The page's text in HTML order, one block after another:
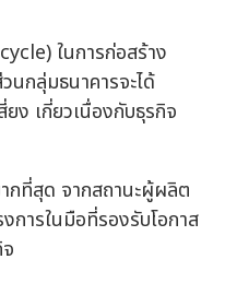
ในการก่อสร้าง
นกลุ่มธนาคารจะได้
ง เกี่ยวเนื่องกับธุรกิจ
กที่สุด จากสถานะผู้ผลิต
ารในมือที่รองรับโอกาส